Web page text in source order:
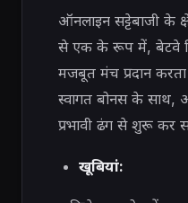
ऑनलाइन सट्टेबाजी के
से एक के रूप में, बेटवे
मजबूत मंच प्रदान
स्वागत बोनस के साथ,
प्रभावी ढंग से शुरू कर
खूबियां: